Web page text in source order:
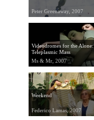
Peter Greenaway, 2007
Videodromes for the Alone:
Teleplasmic Mass
Ms & Mr, 2007
Weekend
Federico Lamas, 2007